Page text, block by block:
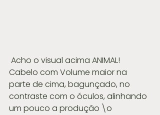
Cabelo com Volume maior na
parte de cima, bagunçado, no
contraste com o óculos, alinhando
um pouco a produção \o